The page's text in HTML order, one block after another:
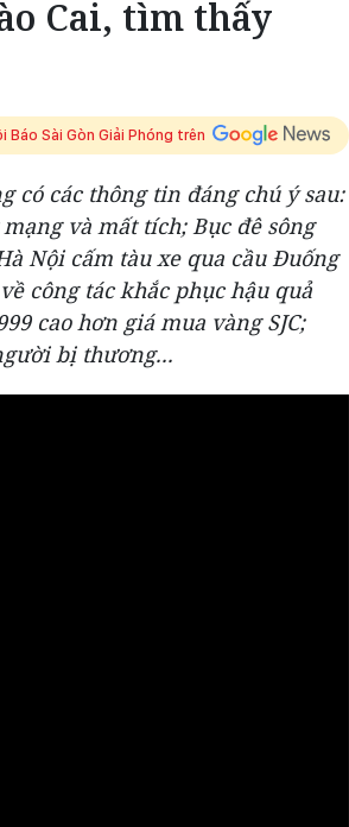
Cai, tìm thấy
Báo Sài Gòn Giải Phóng trên
có các thông tin đáng chú ý sau:
và mất tích; Bục đê sông
Nội cấm tàu xe qua cầu Đuống
công tác khắc phục hậu quả
cao hơn giá mua vàng SJC;
bị thương...